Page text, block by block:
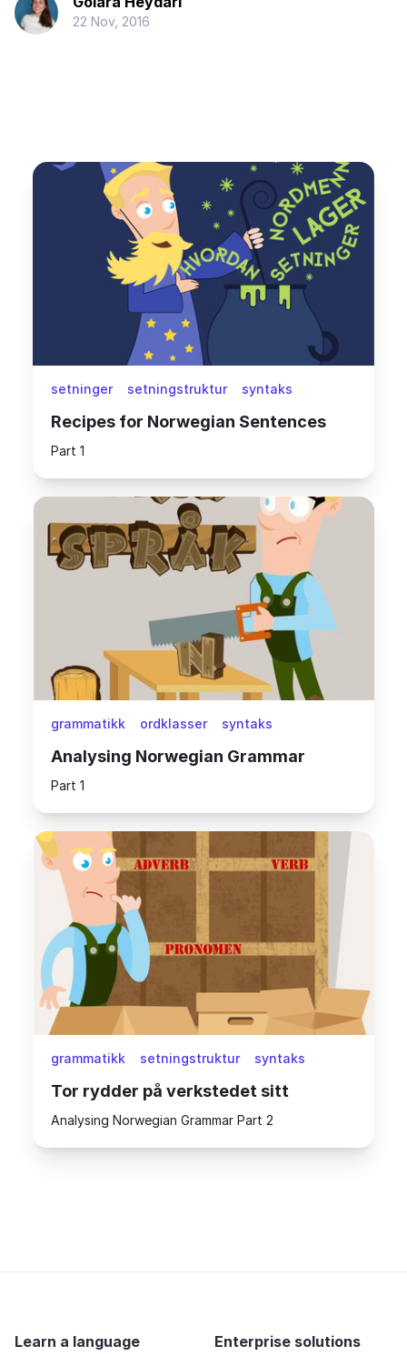
22 Nov, 2016
setninger setningstruktur syntaks
Recipes for Norwegian Sentences
Part 1
grammatikk ordklasser syntaks
Analysing Norwegian Grammar
Part 1
grammatikk setningstruktur syntaks
Tor rydder på verkstedet sitt
Analysing Norwegian Grammar Part 2
Learn a language Enterprise solutions